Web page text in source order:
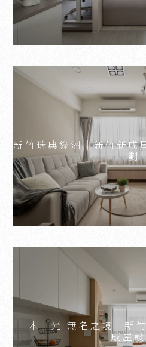
新竹瑞典綠洲｜新竹新成
劃
一木一光 無名之境｜新
成屋